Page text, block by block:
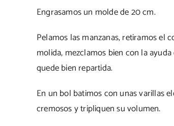
Engrasamos un molde de 20 cm.
Pelamos las manzanas, retiramos el
molida, mezclamos bien con la
quede bien repartida.
En un bol batimos con unas varillas
cremosos y tripliquen su volumen.